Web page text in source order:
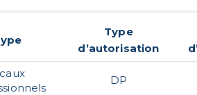
Type
d’autorisation
DP